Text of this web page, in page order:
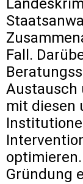
Fall.
Austausch
mit diesen
Gründung